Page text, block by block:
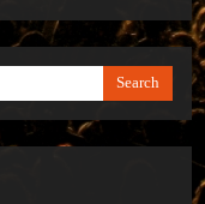
Search